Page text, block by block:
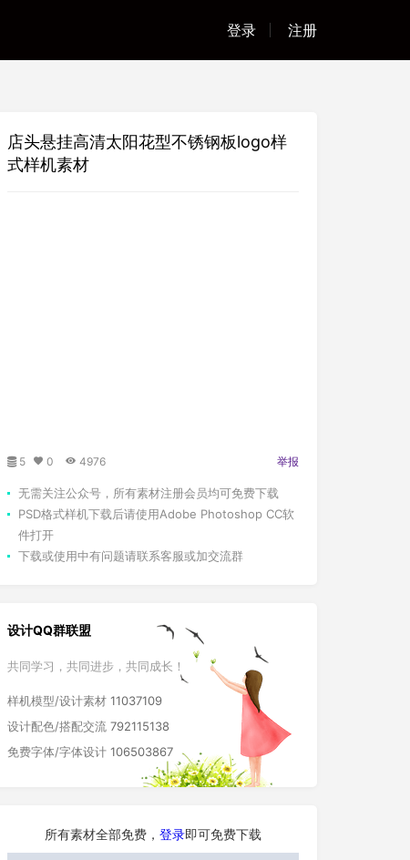
登录 注册
店头悬挂高清太阳花型不锈钢板logo样
式样机素材
5 0 4976 举报
无需关注公众号，所有素材注册会员均可免费下载
PSD格式样机下载后请使用Adobe Photoshop CC软
件打开
下载或使用中有问题请联系客服或加交流群
设计QQ群联盟
共同学习，共同进步，共同成长！
样机模型/设计素材 11037109
设计配色/搭配交流 792115138
免费字体/字体设计 106503867
所有素材全部免费， 登录即可免费下载